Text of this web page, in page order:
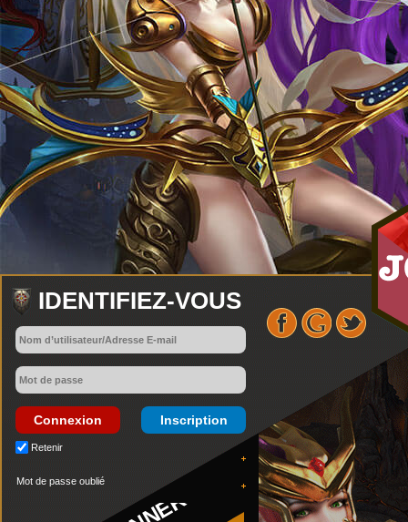
IDENTIFIEZ-VOUS
Connexion Inscription
Retenir
Mot de passe oublié